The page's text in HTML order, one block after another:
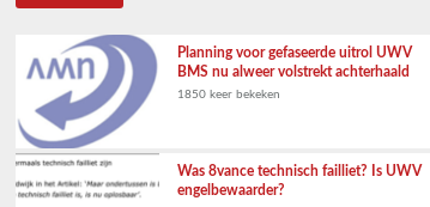
Planning voor gefaseerde uitrol UWV
BMS nu alweer volstrekt achterhaald
1850 keer bekeken
Was 8vance technisch failliet? Is UWV
engelbewaarder?